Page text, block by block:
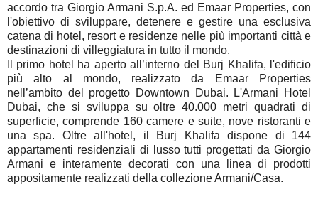
accordo tra Giorgio Armani S.p.A. ed Emaar Properties, con
l'obiettivo di sviluppare, detenere e gestire una esclusiva
catena di hotel, resort e residenze nelle più importanti città e
destinazioni di villeggiatura in tutto il mondo.
Il primo hotel ha aperto all’interno del Burj Khalifa, l'edificio
più alto al mondo, realizzato da Emaar Properties
nell’ambito del progetto Downtown Dubai. L'Armani Hotel
Dubai, che si sviluppa su oltre 40.000 metri quadrati di
superficie, comprende 160 camere e suite, nove ristoranti e
una spa. Oltre all'hotel, il Burj Khalifa dispone di 144
appartamenti residenziali di lusso tutti progettati da Giorgio
Armani e interamente decorati con una linea di prodotti
appositamente realizzati della collezione Armani/Casa.